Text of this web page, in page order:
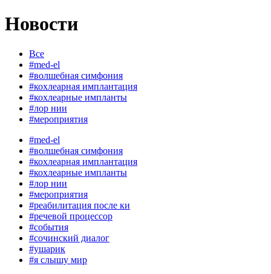
Новости
Все
#med-el
#волшебная симфония
#кохлеарная имплантация
#кохлеарные импланты
#лор нии
#мероприятия
#med-el
#волшебная симфония
#кохлеарная имплантация
#кохлеарные импланты
#лор нии
#мероприятия
#реабилитация после ки
#речевой процессор
#события
#сочинский диалог
#ушарик
#я слышу мир